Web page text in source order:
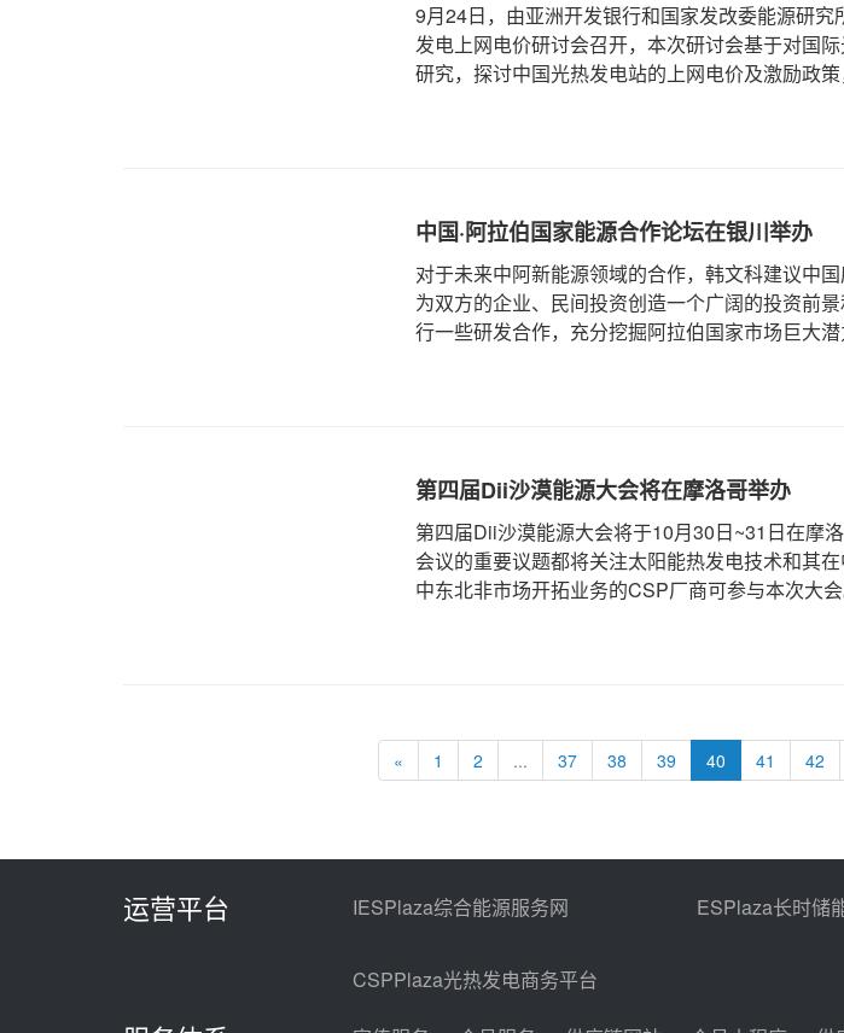
9月24日，由亚洲开发银行和国家发改委能源研
发电上网电价研讨会召开，本次研讨会基于对国
研究，探讨中国光热发电站的上网电价及激励政
中国·阿拉伯国家能源合作论坛在银川举办
对于未来中阿新能源领域的合作，韩文科建议中国
为双方的企业、民间投资创造一个广阔的投资前
行一些研发合作，充分挖掘阿拉伯国家市场巨大潜
第四届Dii沙漠能源大会将在摩洛哥举办
第四届Dii沙漠能源大会将于10月30日~31日在摩
会议的重要议题都将关注太阳能热发电技术和其
中东北非市场开拓业务的CSP厂商可参与本次大会
« 1 2 ... 37 38 39 40 41 42
运营平台 IESPlaza综合能源服务网 ESPlaza长时储
CSPPlaza光热发电商务平台